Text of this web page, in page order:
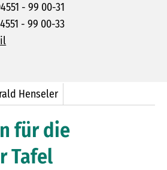
- 99 00-31
- 99 00-33
Henseler
für die
Tafel